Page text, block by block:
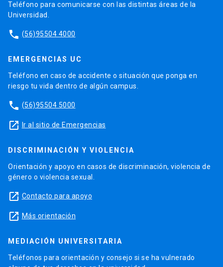
Teléfono para comunicarse con las distintas áreas de la
Universidad.
phone (56)95504 4000
EMERGENCIAS UC
Teléfono en caso de accidente o situación que ponga en
riesgo tu vida dentro de algún campus.
phone (56)95504 5000
launch Ir al sitio de Emergencias
DISCRIMINACIÓN Y VIOLENCIA
Orientación y apoyo en casos de discriminación, violencia de
género o violencia sexual.
launch Contacto para apoyo
launch Más orientación
MEDIACIÓN UNIVERSITARIA
Teléfonos para orientación y consejo si se ha vulnerado